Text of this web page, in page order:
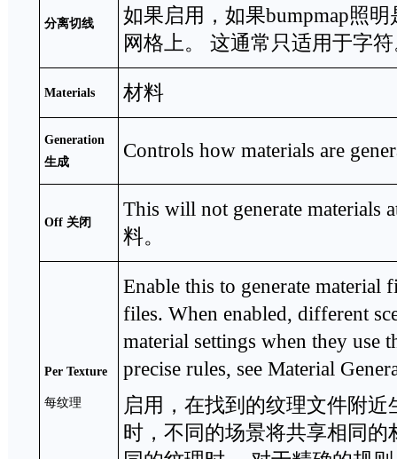
分离切线
如果启用，如果bumpmap照
网格上。 这通常只适用于字
Materials 材料
Generation
生成
Controls how materials are
Off 关闭
This will not generate
料。
Per Texture
每纹理
Enable this to generate material
files. When enabled, different
material settings when they use
precise rules, see Material
启用，在找到的纹理文件附
时，不同的场景将共享相同